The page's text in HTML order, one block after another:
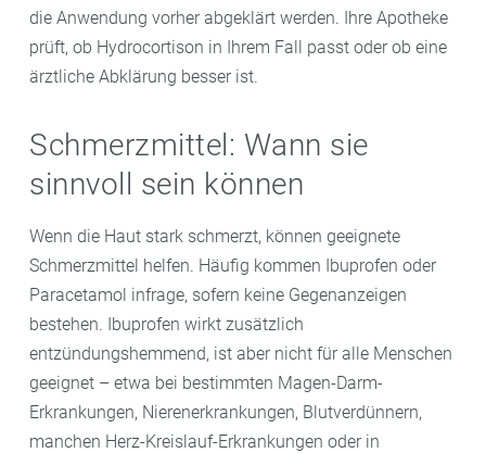
die Anwendung vorher abgeklärt werden. Ihre Apotheke
prüft, ob Hydrocortison in Ihrem Fall passt oder ob eine
ärztliche Abklärung besser ist.
Schmerzmittel: Wann sie
sinnvoll sein können
Wenn die Haut stark schmerzt, können geeignete
Schmerzmittel helfen. Häufig kommen Ibuprofen oder
Paracetamol infrage, sofern keine Gegenanzeigen
bestehen. Ibuprofen wirkt zusätzlich
entzündungshemmend, ist aber nicht für alle Menschen
geeignet – etwa bei bestimmten Magen-Darm-
Erkrankungen, Nierenerkrankungen, Blutverdünnern,
manchen Herz-Kreislauf-Erkrankungen oder in